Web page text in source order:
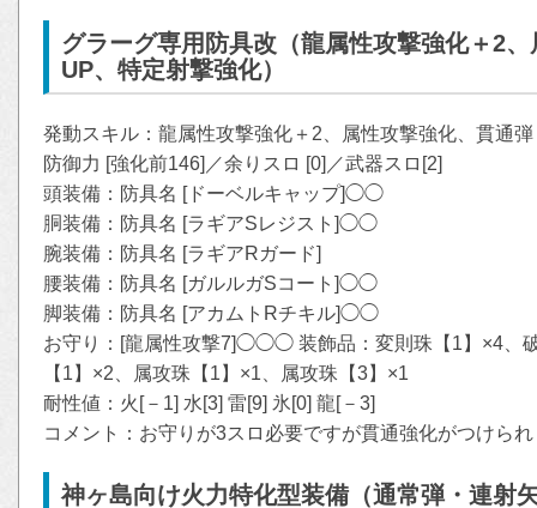
グラーグ専用防具改（龍属性攻撃強化＋2
UP、特定射撃強化）
発動スキル：龍属性攻撃強化＋2、属性攻撃強化、貫通
防御力 [強化前146]／余りスロ [0]／武器スロ[2]
頭装備：防具名 [ドーベルキャップ]◯◯
胴装備：防具名 [ラギアSレジスト]◯◯
腕装備：防具名 [ラギアRガード]
腰装備：防具名 [ガルルガSコート]◯◯
脚装備：防具名 [アカムトRチキル]◯◯
お守り：[龍属性攻撃7]◯◯◯ 装飾品：変則珠【1】×4、
【1】×2、属攻珠【1】×1、属攻珠【3】×1
耐性値：火[－1] 水[3] 雷[9] 氷[0] 龍[－3]
コメント：お守りが3スロ必要ですが貫通強化がつけら
神ヶ島向け火力特化型装備（通常弾・連射